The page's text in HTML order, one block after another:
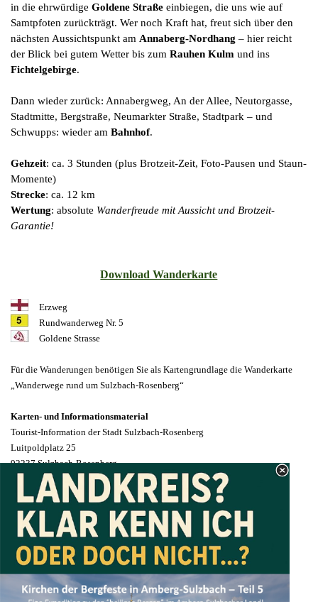
in die ehrwürdige Goldene Straße einbiegen, die uns wie auf
Samtpfoten zurückträgt. Wer noch Kraft hat, freut sich über den
nächsten Aussichtspunkt am Annaberg-Nordhang – hier reicht
der Blick bei gutem Wetter bis zum Rauhen Kulm und ins
Fichtelgebirge.
Dann wieder zurück: Annabergweg, An der Allee, Neutorgasse,
Stadtmitte, Bergstraße, Neumarkter Straße, Stadtpark – und
Schwupps: wieder am Bahnhof.
Gehzeit: ca. 3 Stunden (plus Brotzeit-Zeit, Foto-Pausen und Staun-
Momente)
Strecke: ca. 12 km
Wertung: absolute Wanderfreude mit Aussicht und Brotzeit-
Garantie!
Download Wanderkarte
Erzweg
Rundwanderweg Nr. 5
Goldene Strasse
Fürdie Wanderungen benötigen Sie als Kartengrundlage die Wanderkarte
„Wanderwege rund um Sulzbach-Rosenberg“
Karten- und Informationsmaterial
Tourist-Information der Stadt Sulzbach-Rosenberg
Luitpoldplatz 25
92237 Sulzbach-Rosenberg
Telefon: 09661 510-110
tourist-info@sulzbach-rosenberg.de
www.suro.city
Zurück